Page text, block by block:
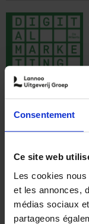
Consentement
Ce site web
Les cookies
et les annonces,
médias sociaux
partageons